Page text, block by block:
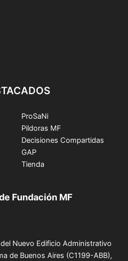
ProSaNi
Pildoras MF
Decisiones Compartidas
GAP
Tienda
Fundación MF
Nuevo Edificio Administrativo
de Buenos Aires (C1199-ABB),